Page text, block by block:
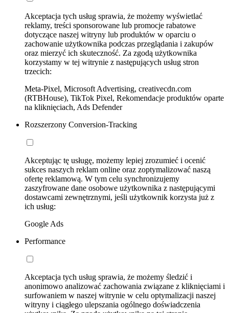
Akceptacja tych usług sprawia, że możemy wyświetlać
reklamy, treści sponsorowane lub promocje rabatowe
dotyczące naszej witryny lub produktów w oparciu o
zachowanie użytkownika podczas przeglądania i zakupów
oraz mierzyć ich skuteczność. Za zgodą użytkownika
korzystamy w tej witrynie z następujących usług stron
trzecich:
Meta-Pixel, Microsoft Advertising, creativecdn.com
(RTBHouse), TikTok Pixel, Rekomendacje produktów oparte
na kliknięciach, Ads Defender
Rozszerzony Conversion-Tracking
Akceptując tę usługę, możemy lepiej zrozumieć i ocenić
sukces naszych reklam online oraz zoptymalizować naszą
ofertę reklamową. W tym celu synchronizujemy
zaszyfrowane dane osobowe użytkownika z następującymi
dostawcami zewnętrznymi, jeśli użytkownik korzysta już z
ich usług:
Google Ads
Performance
Akceptacja tych usług sprawia, że możemy śledzić i
anonimowo analizować zachowania związane z kliknięciami i
surfowaniem w naszej witrynie w celu optymalizacji naszej
witryny i ciągłego ulepszania ogólnego doświadczenia